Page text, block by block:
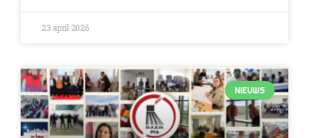
23 april 2026
NIEUWS